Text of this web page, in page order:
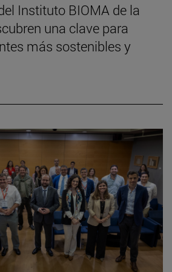
Instituto BIOMA de la
una clave para
más sostenibles y